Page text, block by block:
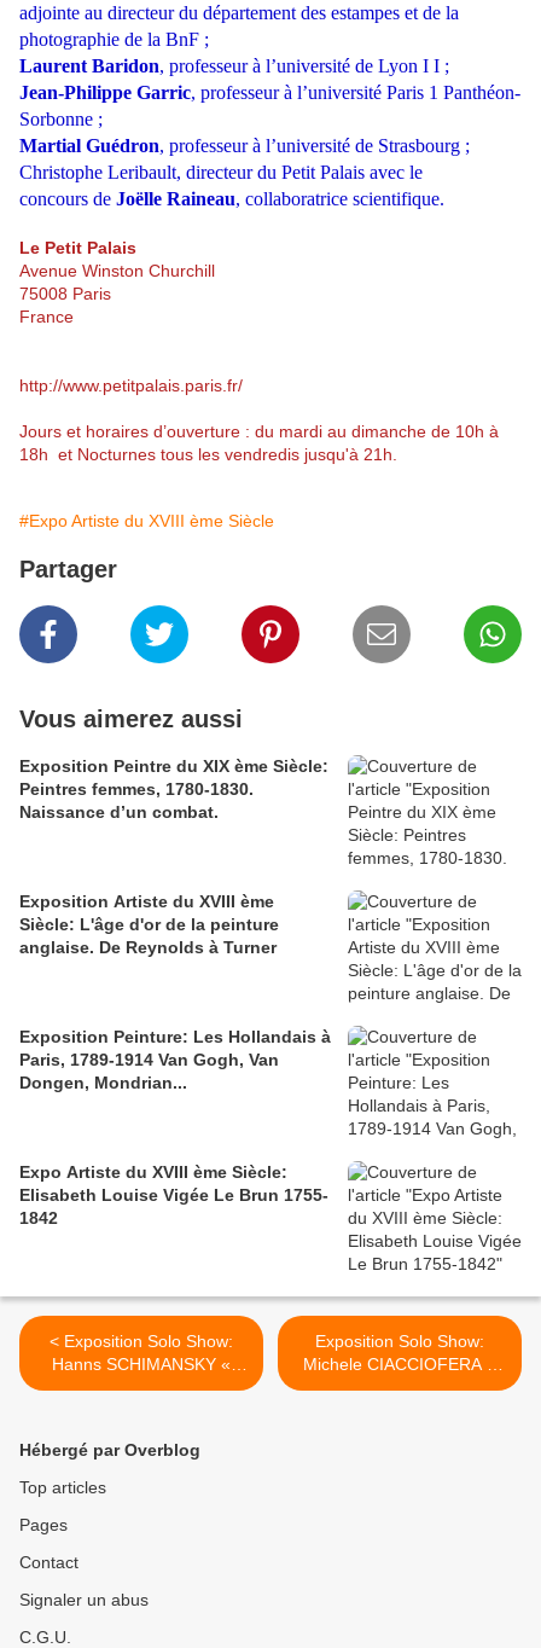
adjointe au directeurdu département des estampes et de la
photographie de la BnF ;
Laurent Baridon, professeur à l’université de Lyon I I ;
Jean-Philippe Garric, professeur à l’université Paris 1 Panthéon-
Sorbonne ;
Martial Guédron, professeur à l’université de Strasbourg ;
Christophe Leribault, directeur du Petit Palais avec le
concours de Joëlle Raineau, collaboratrice scientifique.
Le Petit Palais
Avenue Winston Churchill
75008 Paris
France
http://www.petitpalais.paris.fr/
Jours et horaires d’ouverture : du mardi au dimanche de 10h à
18h et Nocturnes tous les vendredis jusqu'à 21h.
#Expo Artiste du XVIII ème Siècle
Partager
Vous aimerez aussi
Exposition Peintre du XIX ème Siècle:
Peintres femmes, 1780-1830.
Naissance d’un combat.
Exposition Artiste du XVIII ème
Siècle: L'âge d'or de la peinture
anglaise. De Reynolds à Turner
Exposition Peinture: Les Hollandais à
Paris, 1789-1914 Van Gogh, Van
Dongen, Mondrian...
Expo Artiste du XVIII ème Siècle:
Elisabeth Louise Vigée Le Brun 1755-
1842
< Exposition Solo Show:
Hanns SCHIMANSKY «
L’Espace de la ligne »
Exposition Solo Show:
Michele CIACCIOFERA «
The Library of encoded
Hébergé par Overblog
Top articles
Pages
Contact
Signaler un abus
C.G.U.